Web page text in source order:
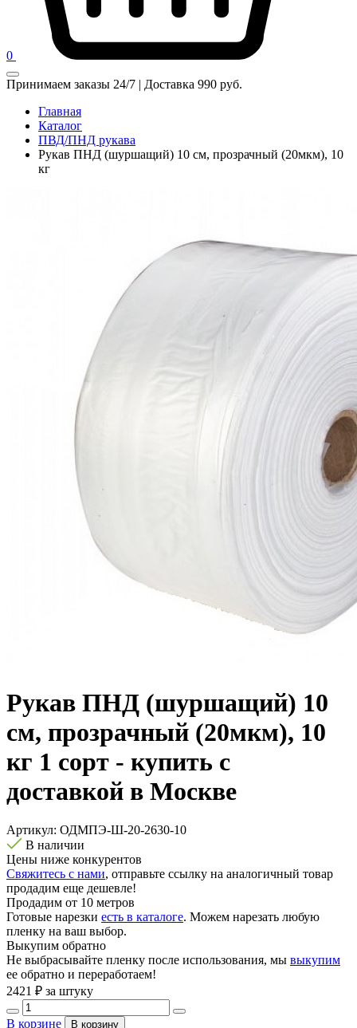
0
Принимаем заказы 24/7 | Доставка 990 руб.
Главная
Каталог
ПВД/ПНД рукава
Рукав ПНД (шуршащий) 10 см, прозрачный (20мкм), 10
кг
Рукав ПНД (шуршащий) 10
см, прозрачный (20мкм), 10
кг 1 сорт - купить с
доставкой в Москве
Артикул: ОДМПЭ-Ш-20-2630-10
В наличии
Цены ниже конкурентов
Свяжитесь с нами, отправьте ссылку на аналогичный товар
продадим еще дешевле!
Продадим от 10 метров
Готовые нарезки есть в каталоге. Можем нарезать любую
пленку на ваш выбор.
Выкупим обратно
Не выбрасывайте пленку после использования, мы выкупим
ее обратно и переработаем!
2421 ₽ за штуку
В корзине
В корзину